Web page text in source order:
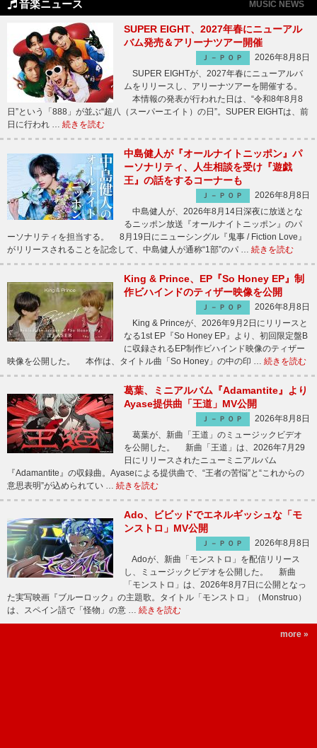
音楽ニュース MUSIC NEWS
SUPER EIGHT、2027年春にニューアル
バム発売＆アリーナツアー開催
Ｊ－ＰＯＰ
2026年8月8日
SUPER EIGHTが、2027年春にニューアルバ
ムをリリースし、アリーナツアーを開催する。
本情報の発表が行われた日は、“令和8年8月8
日”という「888」が並ぶ“超八（スーパーエイト）の日”。SUPER EIGHTは、前
日に行われ … 続きを読む
中島健人が『オールナイトニッポン』パ
ーソナリティ、人生相談を受け『遊戯
王』の話をするコーナーも
Ｊ－ＰＯＰ
2026年8月8日
中島健人が、2026年8月14日深夜に放送とな
るニッポン放送『オールナイトニッポン』のパ
ーソナリティを担当する。 8月19日にニューシングル『鬼事 / Fiction Love』
がリリースされることを記念して、中島健人が通称“1部”のパ … 続きを読む
King & Prince、EP『So Honey EP』制
作ビハインドのティザー映像を公開
Ｊ－ＰＯＰ
2026年8月8日
King & Princeが、2026年9月2日にリリースと
なる1st EP『So Honey EP』より、初回限定盤B
に収録されるEP制作ビハインド映像のティザー
映像を公開した。 本作は、タイトル曲「So Honey」の中の印 … 続きを読む
葛葉、ミニアルバム『Adamantite』より
Ayase提供曲「王道」MV公開
Ｊ－ＰＯＰ
2026年8月8日
葛葉が、新曲「王道」のミュージックビデオ
を公開した。 新曲「王道」は、2026年7月29
日にリリースされたニューミニアルバム
『Adamantite』の収録曲。Ayaseによる提供曲で、“王者の苦悩”と“これからの
意思表明”が込められてい … 続きを読む
Ado、ビビッドでエネルギッシュな「モ
ンストロ」MV公開
Ｊ－ＰＯＰ
2026年8月8日
Adoが、新曲「モンストロ」を配信リリース
し、ミュージックビデオを公開した。 新曲
「モンストロ」は、2026年8月7日に公開となっ
た実写映画『ブルーロック』の主題歌。タイトル「モンストロ」（Monstruo）
は、スペイン語で「怪物」の意 … 続きを読む
more »